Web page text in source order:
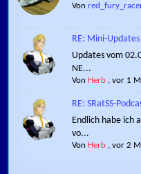
Von
RE: Mini-
Updates vom
NE...
Von Herb ,vor 1
RE: SRatSS-
Endlich habe ich
vo...
Von Herb ,vor 2